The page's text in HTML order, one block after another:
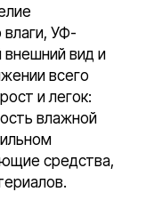
УФ-
внешний вид и
всего
и легок:
влажной
средства,